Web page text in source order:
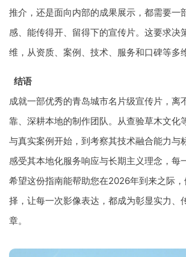
推介，还是面向内部的成果展示，都需要一
感、能传得开、留得下的宣传片。这要求决
维，从资质、案例、技术、服务和口碑等多
结语
成就一部优秀的青岛城市名片级宣传片，离
靠、深耕本地的制作团队。从查验草木文化
与真实案例开始，到考察其技术融合能力与
感受其本地化服务响应与长期主义理念，每
希望这份指南能帮助您在2026年到来之际
择，让每一次影像表达，都成为彰显实力、
章。